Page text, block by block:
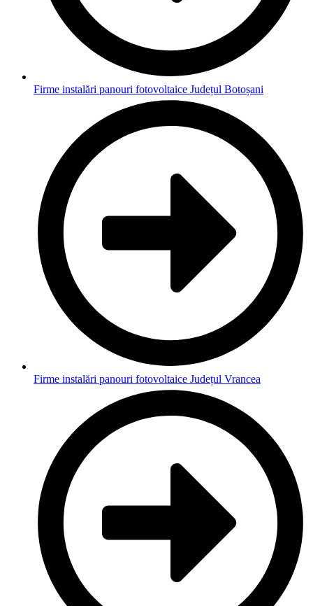
Firme instalări panouri fotovoltaice Județul Botoșani
Firme instalări panouri fotovoltaice Județul Vrancea